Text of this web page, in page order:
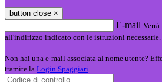
button close ×
E-mail
all'indirizzo indicato con le istruzioni necessarie.
Non hai una e-mail associata al nome utente?
tramite la Login Spaggiari